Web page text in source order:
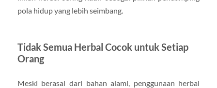
pola hidup yang lebih seimbang.
Tidak Semua Herbal Cocok untuk Setiap
Orang
Meski berasal dari bahan alami, penggunaan herbal